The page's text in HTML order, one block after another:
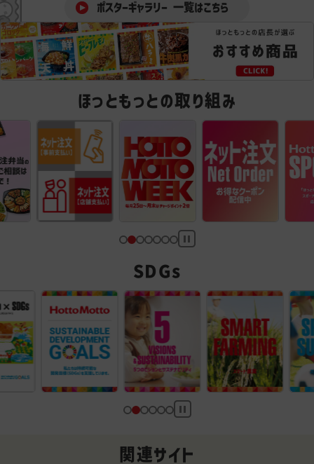
ポスターギャラリー 一覧はこちら
ほっともっとの取り組み
SDGs
関連サイト